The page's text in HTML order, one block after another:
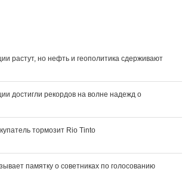
растут, но нефть и геополитика сдерживают
достигли рекордов на волне надежд о
тормозит Rio Tinto
памятку о советниках по голосованию